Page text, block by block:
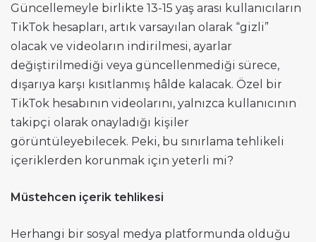
Güncellemeyle birlikte 13-15 yaş arası kullanıcıların
TikTok hesapları, artık varsayılan olarak “gizli”
olacak ve videoların indirilmesi, ayarlar
değiştirilmediği veya güncellenmediği sürece,
dışarıya karşı kısıtlanmış hâlde kalacak. Özel bir
TikTok hesabının videolarını, yalnızca kullanıcının
takipçi olarak onayladığı kişiler
görüntüleyebilecek. Peki, bu sınırlama tehlikeli
içeriklerden korunmak için yeterli mi?
Müstehcen içerik tehlikesi
Herhangi bir sosyal medya platformunda olduğu